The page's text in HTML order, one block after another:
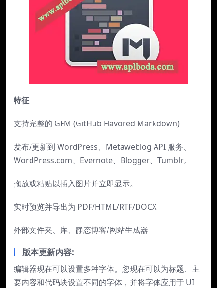
特征
支持完整的 GFM (GitHub Flavored Markdown)
发布/更新到 WordPress、Metaweblog API 服务、
WordPress.com、Evernote、Blogger、Tumblr。
拖放或粘贴以插入图片并立即显示。
实时预览并导出为 PDF/HTML/RTF/DOCX
外部文件夹、库、静态博客/网站生成器
版本更新内容:
编辑器现在可以设置多种字体。您现在可以为标题、主
要内容和代码块设置不同的字体，并将字体应用于 UI